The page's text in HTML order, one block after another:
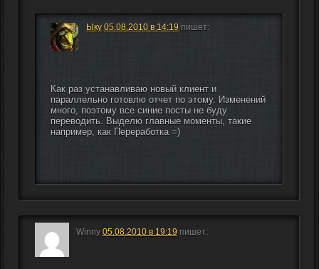
Ыку 05.08.2010 в 14:19 пишет:
Как раз устанавливаю новый клиент и
параллельно готовлю отчет по этому. Изменений
много, поэтому все синие посты не буду
переводить. Выделю главные моменты, такие
например, как Переработка =)
Winny 05.08.2010 в 19:19 пишет: